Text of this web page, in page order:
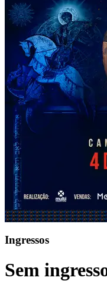
Ingressos
Sem